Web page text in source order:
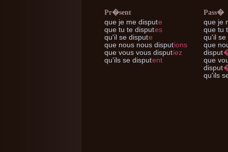
Pr�sent
que je me dispute
que tu te disputes
qu'il se dispute
que nous nous disputions
que vous vous disputiez
qu'ils se disputent
Pass�
que je
que tu
qu'il se
que
disput
que
disput
qu'ils